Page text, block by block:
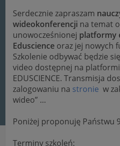
Serdecznie zapraszam
wideokonferencji na temat
unowocześnionej platformy
Eduscience oraz jej nowych
Szkolenie odbywać będzie
video dostępnej na
EDUSCIENCE. Transmisja
zalogowaniu na stronie w
wideo” …
Poniżej proponuję Państwu
Terminy szkoleń: